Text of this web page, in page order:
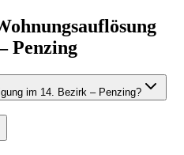
Penzing
im 14. Bezirk – Penzing?